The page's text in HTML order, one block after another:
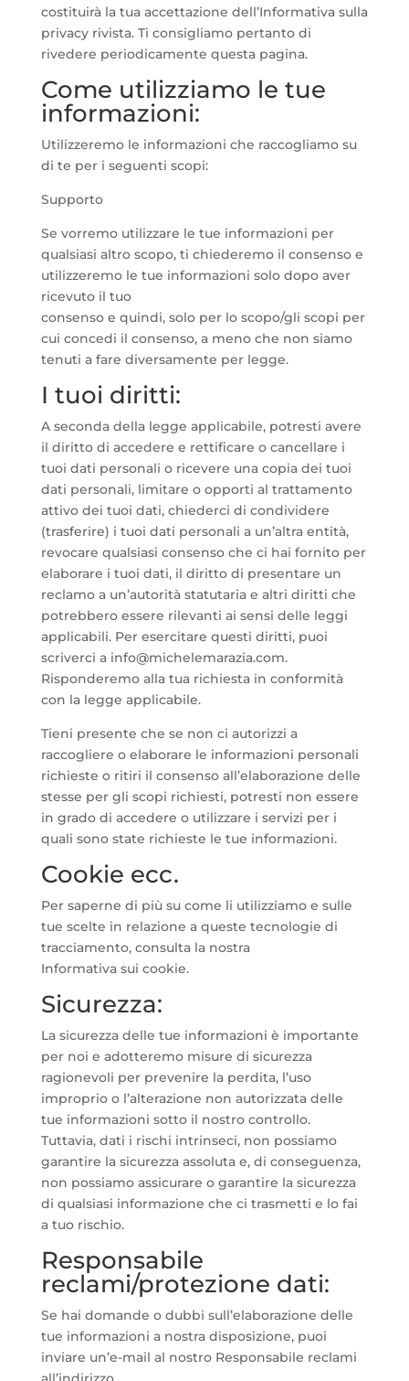
costituirà la tua accettazione dell’Informativa sulla
privacy rivista. Ti consigliamo pertanto di
rivedere periodicamente questa pagina.
Come utilizziamo le tue
informazioni:
Utilizzeremo le informazioni che raccogliamo su
di te per i seguenti scopi:
Supporto
Se vorremo utilizzare le tue informazioni per
qualsiasi altro scopo, ti chiederemo il consenso e
utilizzeremo le tue informazioni solo dopo aver
ricevuto il tuo
consenso e quindi, solo per lo scopo/gli scopi per
cui concedi il consenso, a meno che non siamo
tenuti a fare diversamente per legge.
I tuoi diritti:
A seconda della legge applicabile, potresti avere
il diritto di accedere e rettificare o cancellare i
tuoi dati personali o ricevere una copia dei tuoi
dati personali, limitare o opporti al trattamento
attivo dei tuoi dati, chiederci di condividere
(trasferire) i tuoi dati personali a un’altra entità,
revocare qualsiasi consenso che ci hai fornito per
elaborare i tuoi dati, il diritto di presentare un
reclamo a un’autorità statutaria e altri diritti che
potrebbero essere rilevanti ai sensi delle leggi
applicabili. Per esercitare questi diritti, puoi
scriverci a info@michelemarazia.com.
Risponderemo alla tua richiesta in conformità
con la legge applicabile.
Tieni presente che se non ci autorizzi a
raccogliere o elaborare le informazioni personali
richieste o ritiri il consenso all’elaborazione delle
stesse per gli scopi richiesti, potresti non essere
in grado di accedere o utilizzare i servizi per i
quali sono state richieste le tue informazioni.
Cookie ecc.
Per saperne di più su come li utilizziamo e sulle
tue scelte in relazione a queste tecnologie di
tracciamento, consulta la nostra
Informativa sui cookie.
Sicurezza:
La sicurezza delle tue informazioni è importante
per noi e adotteremo misure di sicurezza
ragionevoli per prevenire la perdita, l’uso
improprio o l’alterazione non autorizzata delle
tue informazioni sotto il nostro controllo.
Tuttavia, dati i rischi intrinseci, non possiamo
garantire la sicurezza assoluta e, di conseguenza,
non possiamo assicurare o garantire la sicurezza
di qualsiasi informazione che ci trasmetti e lo fai
a tuo rischio.
Responsabile
reclami/protezione dati:
Se hai domande o dubbi sull’elaborazione delle
tue informazioni a nostra disposizione, puoi
inviare un’e-mail al nostro Responsabile reclami